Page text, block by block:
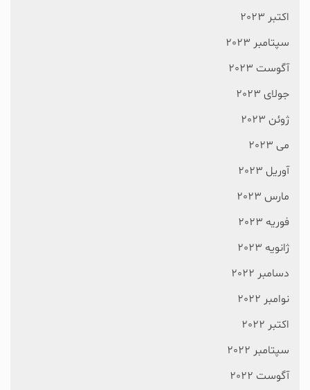
اکتبر 2023
سپتامبر 2023
آگوست 2023
جولای 2023
ژوئن 2023
می 2023
آوریل 2023
مارس 2023
فوریه 2023
ژانویه 2023
دسامبر 2022
نوامبر 2022
اکتبر 2022
سپتامبر 2022
آگوست 2022